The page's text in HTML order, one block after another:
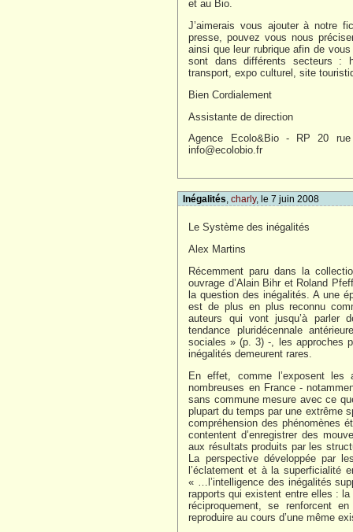
et au Bio.
J’aimerais vous ajouter à notre
presse, pouvez vous nous
ainsi que leur rubrique afin de
sont dans différents secteurs :
transport, expo culturel, site
Bien Cordialement
Assistante de direction
Agence Ecolo&Bio - RP 20
info@ecolobio.fr
Inégalités ,charly, le 7 juin 2008
Le Système des inégalités
Alex Martins
Récemment paru dans la
ouvrage d’Alain Bihr et Roland
la question des inégalités. A une
est de plus en plus reconnu
auteurs qui vont jusqu’à parler
tendance pluridécennale
sociales » (p. 3) -, les approches
inégalités demeurent rares.
En effet, comme l’exposent
nombreuses en France -
sans commune mesure avec ce
plupart du temps par une extrême
compréhension des phénomènes
contentent d’enregistrer des
aux résultats produits par les
La perspective développée par
l’éclatement et à la superficialité
« …l’intelligence des inégalités
rapports qui existent entre elles :
réciproquement, se renforcent
reproduire au cours d’une même